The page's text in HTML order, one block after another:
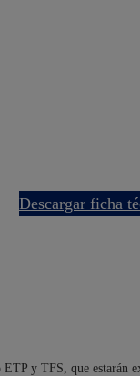
descargar ficha
y TFS, que estarán